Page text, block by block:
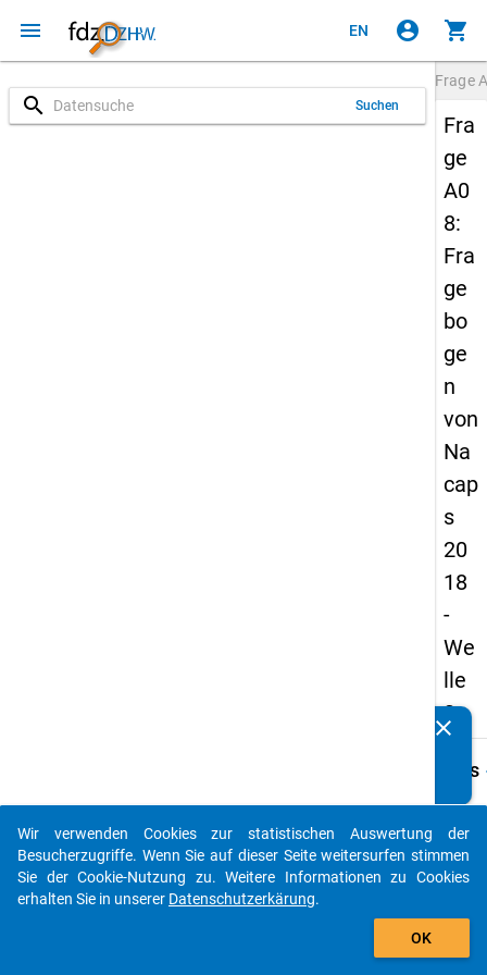
menu EN account_circle shopping_cart
search Suchen
Frage
Fra
ge
A0
8:
Fra
ge
bo
ge
n
von
Na
cap
s
20
18
-
We
lle
3
Details
A08
clear
auto_stories
add_shopping_cart
Wir verwenden Cookies zur statistischen Auswertung der
Besucherzugriffe. Wenn Sie auf dieser Seite weitersurfen stimmen
Sie der Cookie-Nutzung zu. Weitere Informationen zu Cookies
erhalten Sie in unserer Datenschutzerkärung.
OK